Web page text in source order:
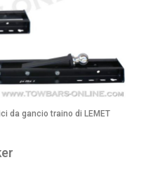
da gancio traino di LEMET